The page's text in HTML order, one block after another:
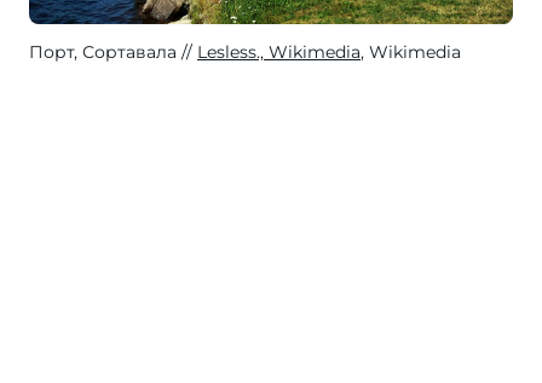
Порт, Сортавала Lesless., Wikimedia, Wikimedia